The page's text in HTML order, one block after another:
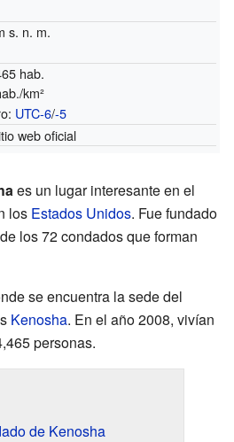
s. n. m.
hab.
km²
UTC-6/-5
web oficial
es un lugar interesante en el
los Estados Unidos. Fue fundado
los 72 condados que forman
se encuentra la sede del
Kenosha. En el año 2008, vivían
personas.
de Kenosha